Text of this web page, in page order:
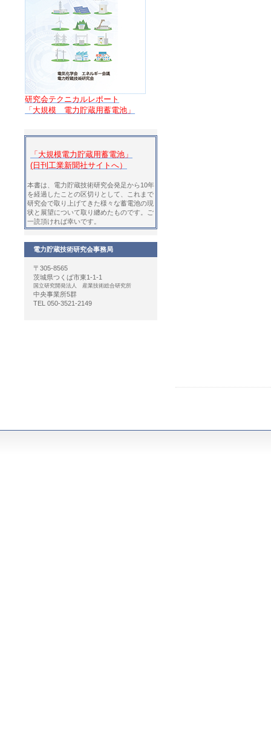
研究会テクニカルレポート
「大規模 電力貯蔵用蓄電池」
「大規模電力貯蔵用蓄電池」
(日刊工業新聞社サイトへ）
本書は、電力貯蔵技術研究会発足から10年
を経過したことの区切りとして、これまで
研究会で取り上げてきた様々な蓄電池の現
状と展望について取り纏めたものです。ご
一読頂ければ幸いです。
電力貯蔵技術研究会事務局
〒305-8565
茨城県つくば市東1-1-1
国立研究開発法人 産業技術総合研究所
中央事業所5群
TEL 050-3521-2149